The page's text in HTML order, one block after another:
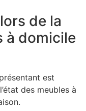
de la
à domicile
est
des meubles à